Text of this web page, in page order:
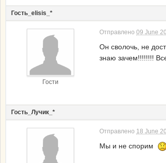
Гость_elisis_*
Гости
Отправлено 09 June
Он сволочь, не
знаю зачем!!!!!!!!
Гость_Лучик_*
Отправлено 18 June
Мы и не спорим